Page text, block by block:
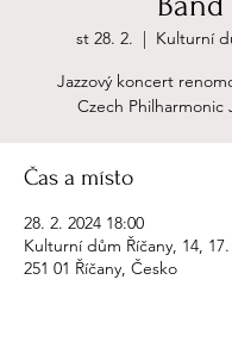
st 28. 2.
  |
Kulturní
Jazzový koncert
Czech Philharmonic
Čas a místo
28. 2. 2024 18:00
Kulturní dům Říčany, 14,
251 01 Říčany, Česko